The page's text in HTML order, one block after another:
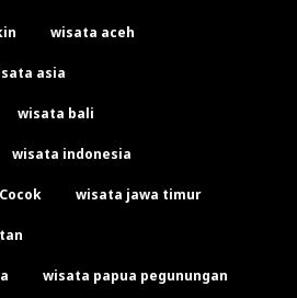
wisata aceh
asia
wisata bali
wisata indonesia
wisata jawa timur
wisata papua pegunungan